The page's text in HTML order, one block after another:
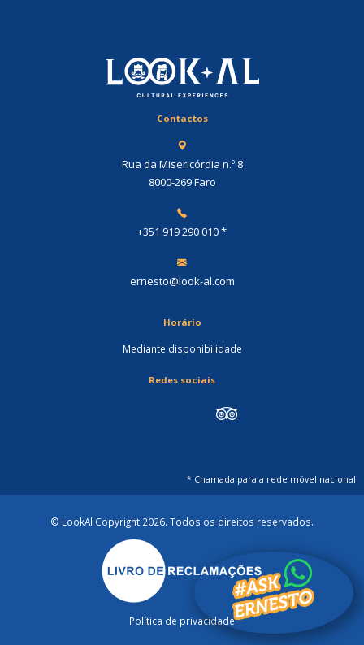
Contactos
Rua da Misericórdia n.º 8
8000-269 Faro
+351 919 290 010*
ernesto@look-al.com
Horário
Mediante disponibilidade
Redes sociais
* Chamada para a rede móvel nacional
© LookAl Copyright 2026. Todos os direitos reservados.
Política de privacidade